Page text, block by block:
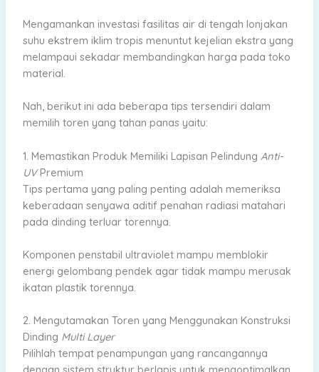
Mengamankan investasi fasilitas air di tengah lonjakan
suhu ekstrem iklim tropis menuntut kejelian ekstra yang
melampaui sekadar membandingkan harga pada toko
material.
Nah, berikut ini ada beberapa tips tersendiri dalam
memilih toren yang tahan panas yaitu:
1. Memastikan Produk Memiliki Lapisan Pelindung Anti-
UVPremium
Tips pertama yang paling penting adalah memeriksa
keberadaan senyawa aditif penahan radiasi matahari
pada dinding terluar torennya.
Komponen penstabil ultraviolet mampu memblokir
energi gelombang pendek agar tidak mampu merusak
ikatan plastik torennya.
2. Mengutamakan Toren yang Menggunakan Konstruksi
Dinding Multi Layer
Pilihlah tempat penampungan yang rancangannya